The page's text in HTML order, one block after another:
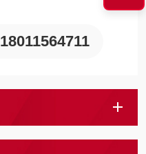
18011564711